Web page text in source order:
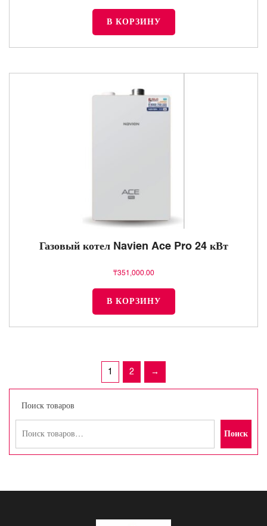
В КОРЗИНУ
Газовый котел Navien Ace Pro 24 кВт
₸351,000.00
В КОРЗИНУ
1 2 →
Поиск товаров
Поиск